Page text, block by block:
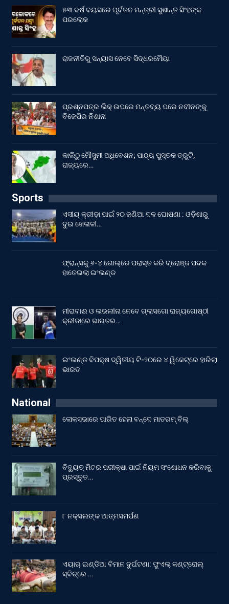
୫୩ ବର୍ଷ ବୟସରେ ପୂର୍ବତନ ମନ୍ତ୍ରୀ ସୁଶାନ୍ତ ସିଂହଙ୍କ
ପରଲୋକ
ରାଜନୀତିରୁ ସନ୍ୟାସ ନେବେ ସିଦ୍ଧରମୈୟା
ପ୍ରଶ୍ନପତ୍ର ଲିକ୍ ଉପରେ ମନ୍ତବ୍ୟ ପରେ ନବୀନଙ୍କୁ
ବିଜେପିର ନିଶାନା
କାଲିଠୁ ମୌସୁମୀ ଅଧିବେଶନ; ପାଠ୍ୟ ପୁସ୍ତକ ତ୍ରୁଟି,
ରାଜ୍ୟରେ…
Sports
ଏସୀୟ କ୍ରୀଡ଼ା ପାଇଁ ୨୦ ଜଣିଆ ଦଳ ଘୋଷଣା : ଓଡ଼ିଶାରୁ
ଦୁଇ ଖେଳାଳୀ…
ଫ୍ରାନ୍ସକୁ ୬-୪ ଗୋଲ୍‌ରେ ପରାସ୍ତ କରି ବ୍ରୋଞ୍ଜ ପଦକ
ହାତେଇଲା ଇଂଲଣ୍ଡ
ମୀରାବାଈ ଓ ଲଭଲୀନା ନେବେ ଗ୍ଲାସଗୋ ରାଜ୍ୟଗୋଷ୍ଠୀ
କ୍ରୀଡାରେ ଭାରତର…
ଇଂଲଣ୍ଡ ବିପକ୍ଷ ଦ୍ୱିତୀୟ ଟି-୨୦ରେ ୪ ୱିକେଟ୍‌ରେ ହାରିଲା
ଭାରତ
National
ଲୋକସଭାରେ ପାରିତ ହେଲା ବନ୍ଦେ ମାତରମ୍‌ ବିଲ୍‌
ବିଦ୍ୟୁତ୍ ମିଟର ପରୀକ୍ଷା ପାଇଁ ନିୟମ ସଂଶୋଧନ କରିବାକୁ
ପ୍ରସ୍ତୁତ…
୮ ନକ୍ସଲଙ୍କ ଆତ୍ମସମର୍ପଣ
ଏୟାର୍ ଇଣ୍ଡିଆ ବିମାନ ଦୁର୍ଘଟଣା: ଫୁଏଲ୍‌ କଣ୍ଟ୍ରୋଲ୍‌
ସ୍ବିଚ୍‌ରେ …